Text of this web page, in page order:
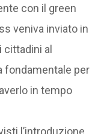
con il green
veniva inviato in
al
fondamentale per
in tempo
l’introduzione